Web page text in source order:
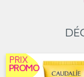
PRIX
PROMO